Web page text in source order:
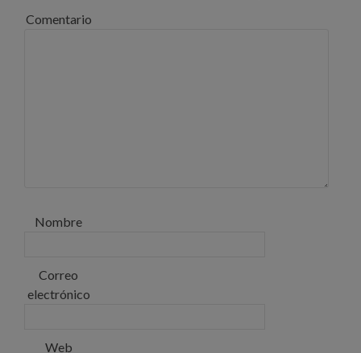
Comentario
Nombre
Correo
electrónico
Web